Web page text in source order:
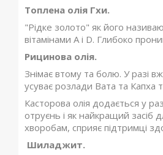
Топлена олія Гхи.
"Рідке золото" як його
вітамінами А і D. Глибоко
Рицинова олія.
Знімає втому та болю. У разі
усуває розлади Вата та Капха
Касторова олія додається у
отруєнь і як найкращий засіб
хворобам, сприяє підтримці
Шиладжит.